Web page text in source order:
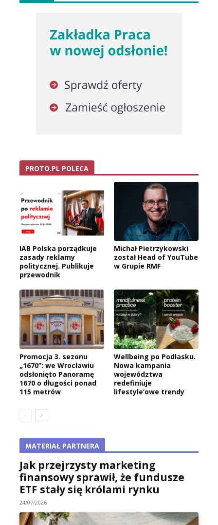
PROTO.PL POLECA
IAB Polska porządkuje
zasady reklamy
politycznej. Publikuje
przewodnik
Michał Pietrzykowski
został Head of YouTube
w Grupie RMF
Promocja 3. sezonu
„1670”: we Wrocławiu
odsłonięto Panoramę
1670 o długości ponad
115 metrów
Wellbeing po Podlasku.
Nowa kampania
województwa
redefiniuje
lifestyle’owe trendy
MATERIAŁ PARTNERA
Jak przejrzysty marketing
finansowy sprawił, że fundusze
ETF stały się królami rynku
24/07/2026